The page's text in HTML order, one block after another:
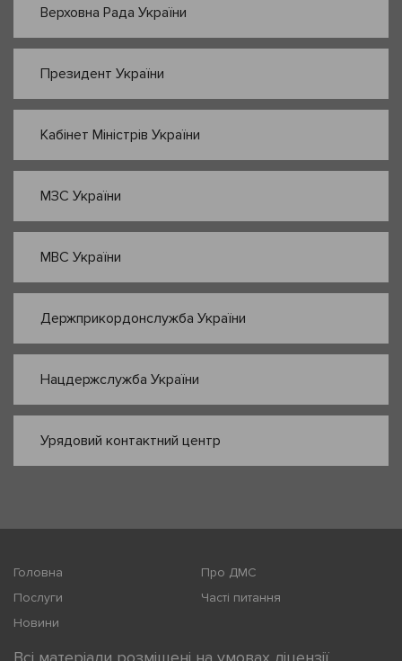
Верховна Рада України
Президент України
Кабінет Міністрів України
МЗС України
МВС України
Держприкордонслужба України
Нацдержслужба України
Урядовий контактний центр
Головна
Про ДМС
Послуги
Часті питання
Новини